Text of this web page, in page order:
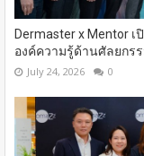
Dermaster x Mentor
องค์ความรู้ด้านศัลยกร
July 24, 2026 0